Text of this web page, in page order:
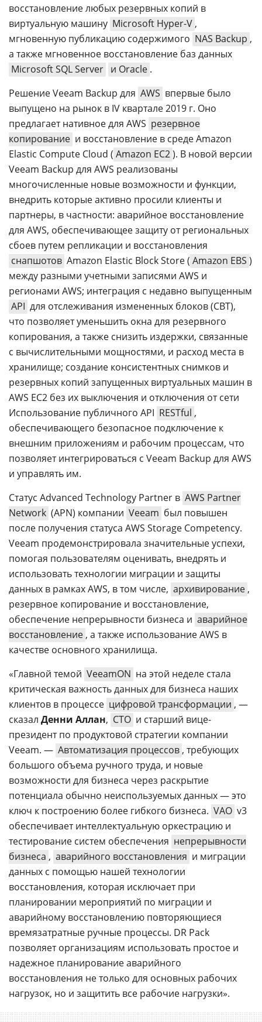
восстановление любых резервных копий в
виртуальную машину Microsoft Hyper-V ,
мгновенную публикацию содержимого NAS Backup ,
а также мгновенное восстановление баз данных
Microsoft SQL Server и Oracle .
Решение Veeam Backup для AWS впервые было
выпущено на рынок в IV квартале 2019 г. Оно
предлагает нативное для AWS резервное
копирование и восстановление в среде Amazon
Elastic Compute Cloud ( Amazon EC2). В новой версии
Veeam Backup для AWS реализованы
многочисленные новые возможности и функции,
внедрить которые активно просили клиенты и
партнеры, в частности: аварийное восстановление
для AWS, обеспечивающее защиту от региональных
сбоев путем репликации и восстановления
снапшотов Amazon Elastic Block Store ( Amazon EBS )
между разными учетными записями AWS и
регионами AWS; интеграция с недавно выпущенным
API для отслеживания измененных блоков (CBT),
что позволяет уменьшить окна для резервного
копирования, а также снизить издержки, связанные
с вычислительными мощностями, и расход места в
хранилище; создание консистентных снимков и
резервных копий запущенных виртуальных машин в
AWS EC2 без их выключения и отключения от сети
Использование публичного API RESTful ,
обеспечивающего безопасное подключение к
внешним приложениям и рабочим процессам, что
позволяет интегрироваться с Veeam Backup для AWS
и управлять им.
Статус Advanced Technology Partner в AWS Partner
Network (APN) компании Veeam был повышен
после получения статуса AWS Storage Competency.
Veeam продемонстрировала значительные успехи,
помогая пользователям оценивать, внедрять и
использовать технологии миграции и защиты
данных в рамках AWS, в том числе, архивирование ,
резервное копирование и восстановление,
обеспечение непрерывности бизнеса и аварийное
восстановление , а также использование AWS в
качестве основного хранилища.
«Главной темой VeeamON на этой неделе стала
критическая важность данных для бизнеса наших
клиентов в процессе цифровой трансформации , —
сказал Денни Аллан, CTO и старший вице-
президент по продуктовой стратегии компании
Veeam. — Автоматизация процессов , требующих
большого объема ручного труда, и новые
возможности для бизнеса через раскрытие
потенциала обычно неиспользуемых данных — это
ключ к построению более гибкого бизнеса. VAO v3
обеспечивает интеллектуальную оркестрацию и
тестирование систем обеспечения непрерывности
бизнеса , аварийного восстановления и миграции
данных с помощью нашей технологии
восстановления, которая исключает при
планировании мероприятий по миграции и
аварийному восстановлению повторяющиеся
времязатратные ручные процессы. DR Pack
позволяет организациям использовать простое и
надежное планирование аварийного
восстановления не только для основных рабочих
нагрузок, но и защитить все рабочие нагрузки».